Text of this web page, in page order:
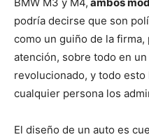
podría decirse que son
como un guiño de la
atención, sobre todo en
revolucionado, y todo
cualquier persona los
El diseño de un auto es